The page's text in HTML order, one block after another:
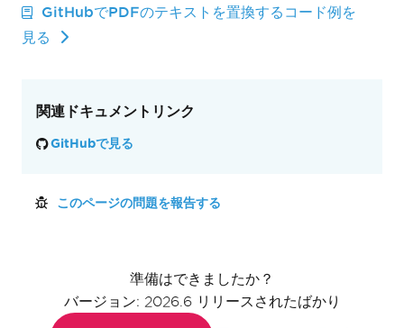
GitHubでPDFのテキストを置換するコード例を
見る
関連ドキュメントリンク
GitHubで見る
このページの問題を報告する
準備はできましたか？
バージョン: 2026.6 リリースされたばかり